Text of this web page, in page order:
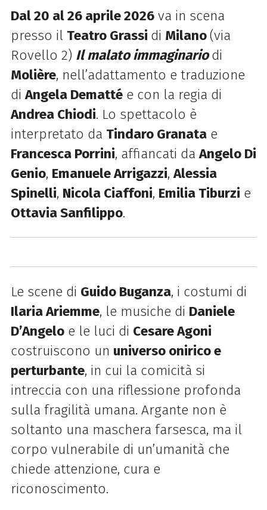
Dal 20 al 26 aprile 2026va in scena
presso il Teatro Grassi di Milano(via
Rovello 2) Il malato immaginariodi
Molière, nell’adattamento e traduzione
diAngela Demattée con la regia di
Andrea Chiodi. Lo spettacolo è
interpretato da Tindaro Granatae
Francesca Porrini, affiancati daAngelo Di
Genio, EmanueleArrigazzi,Alessia
Spinelli, Nicola Ciaffoni, Emilia Tiburzi e
Ottavia Sanfilippo.
Le scene di Guido Buganza, i costumi di
Ilaria Ariemme, le musiche di Daniele
D’Angeloe le luci di Cesare Agoni
costruiscono un universo onirico e
perturbante, in cui la comicità si
intreccia con una riflessione profonda
sulla fragilità umana. Argante non è
soltanto una maschera farsesca, ma il
corpo vulnerabile di un’umanità che
chiede attenzione, cura e
riconoscimento.